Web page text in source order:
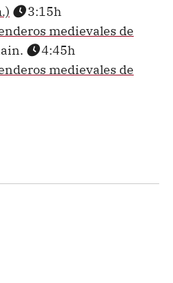
3:15h
medievales de
4:45h
medievales de